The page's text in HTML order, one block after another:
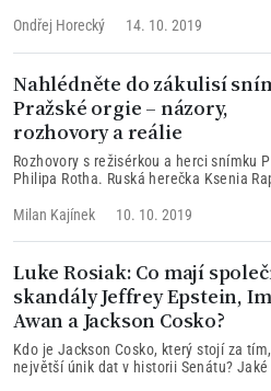
vystát si nátlak státních složek.
Ondřej Horecký 14. 10. 2019
Nahlédněte do zákulisí
Pražské orgie – názory,
rozhovory a reálie
Rozhovory s režisérkou a herci snímku
Philipa Rotha. Ruská herečka Ksenia
zdi, nejprve nízké ploty a když se
Milan Kajínek 10. 10. 2019
Luke Rosiak: Co mají
skandály Jeffrey Epstein,
Awan a Jackson Cosko?
Kdo je Jackson Cosko, který stojí za
největší únik dat v historii Senátu?